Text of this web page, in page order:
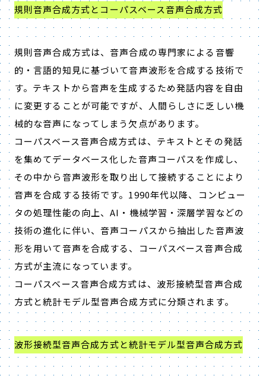
規則音声合成方式とコーパスベース音声合成方式
規則音声合成方式は、音声合成の専門家による音響
的・言語的知見に基づいて音声波形を合成する技術で
す。テキストから音声を生成するため発話内容を自由
に変更することが可能ですが、人間らしさに乏しい機
械的な音声になってしまう欠点があります。
コーパスベース音声合成方式は、テキストとその発話
を集めてデータベース化した音声コーパスを作成し、
その中から音声波形を取り出して接続することにより
音声を合成する技術です。1990年代以降、コンピュー
タの処理性能の向上、AI・機械学習・深層学習などの
技術の進化に伴い、音声コーパスから抽出した音声波
形を用いて音声を合成する、コーパスベース音声合成
方式が主流になっています。
コーパスベース音声合成方式は、波形接続型音声合成
方式と統計モデル型音声合成方式に分類されます。
波形接続型音声合成方式と統計モデル型音声合成方式